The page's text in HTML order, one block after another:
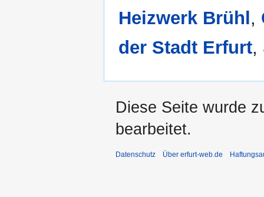
Heizwerk Brühl ,
der Stadt Erfurt,
Diese Seite wurde
bearbeitet.
Datenschutz Über erfurt-web.de